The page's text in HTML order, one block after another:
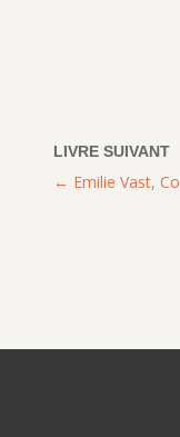
Emilie Vast,